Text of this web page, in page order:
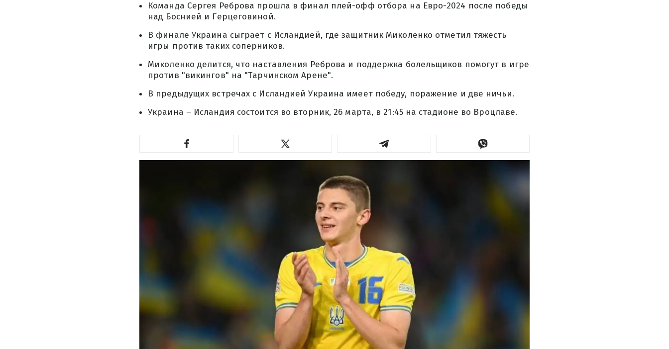
Команда Сергея Реброва прошла в финал плей-офф отбора на Евро-2024 после победы
над Боснией и Герцеговиной.
В финале Украина сыграет с Исландией, где защитник Миколенко отметил тяжесть
игры против таких соперников.
Миколенко делится, что наставления Реброва и поддержка болельщиков помогут в игре
против "викингов" на "Тарчинском Арене".
В предыдущих встречах с Исландией Украина имеет победу, поражение и две ничьи.
Украина – Исландия состоится во вторник, 26 марта, в 21:45 на стадионе во Вроцлаве.